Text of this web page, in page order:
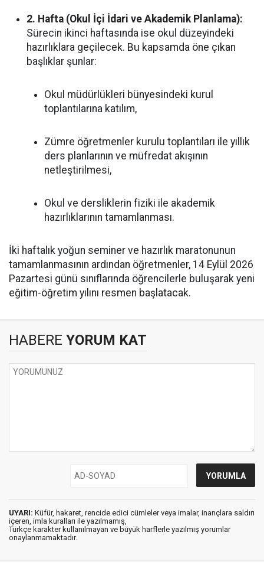
2. Hafta (Okul İçi İdari ve Akademik Planlama):
Sürecin ikinci haftasında ise okul düzeyindeki
hazırlıklara geçilecek. Bu kapsamda öne çıkan
başlıklar şunlar:
Okul müdürlükleri bünyesindeki kurul
toplantılarına katılım,
Zümre öğretmenler kurulu toplantıları ile yıllık
ders planlarının ve müfredat akışının
netleştirilmesi,
Okul ve dersliklerin fiziki ile akademik
hazırlıklarının tamamlanması.
İki haftalık yoğun seminer ve hazırlık maratonunun
tamamlanmasının ardından öğretmenler, 14 Eylül 2026
Pazartesi günü sınıflarında öğrencilerle buluşarak yeni
eğitim-öğretim yılını resmen başlatacak.
HABERE YORUM KAT
UYARI: Küfür, hakaret, rencide edici cümleler veya imalar, inançlara saldırı
içeren, imla kuralları ile yazılmamış,
Türkçe karakter kullanılmayan ve büyük harflerle yazılmış yorumlar
onaylanmamaktadır.